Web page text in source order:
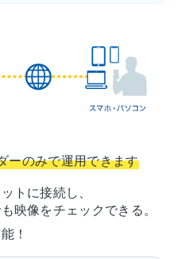
ーのみで運用できます
トに接続し、
映像をチェックできる。
！